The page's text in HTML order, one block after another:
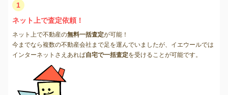
1
ネット上で査定依頼！
ネット上で不動産の無料一括査定が可能！
今までなら複数の不動産会社まで足を運んでいましたが、イエウールでは
インターネットさえあれば自宅で一括査定を受けることが可能です。